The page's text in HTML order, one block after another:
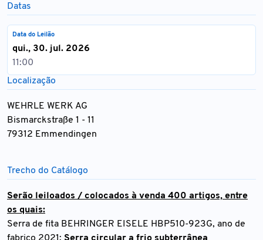
Datas
Data do Leilão
qui., 30. jul. 2026
11:00
Localização
WEHRLE WERK AG
Bismarckstraße 1 - 11
79312 Emmendingen
Trecho do Catálogo
Serão leiloados / colocados à venda 400 artigos, entre
os quais:
Serra de fita BEHRINGER EISELE HBP510-923G, ano de